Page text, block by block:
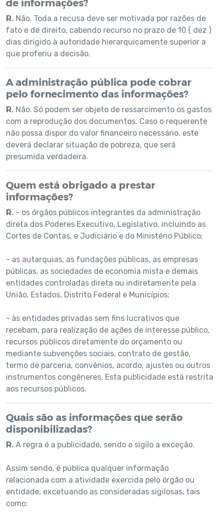
R. Não. Toda a recusa deve ser motivada por razões de
fato e de direito, cabendo recurso no prazo de 10 ( dez )
dias dirigido à autoridade hierarquicamente superior a
que proferiu a decisão.
A administração pública pode cobrar
pelo fornecimento das informações?
R. Não. Só podem ser objeto de ressarcimento os gastos
com a reprodução dos documentos. Caso o requerente
não possa dispor do valor financeiro necessário, este
deverá declarar situação de pobreza, que será
presumida verdadeira.
Quem está obrigado a prestar
informações?
R. - os órgãos públicos integrantes da administração
direta dos Poderes Executivo, Legislativo, incluindo as
Cortes de Contas, e Judiciário e do Ministério Público;
- as autarquias, as fundações públicas, as empresas
públicas, as sociedades de economia mista e demais
entidades controladas direta ou indiretamente pela
União, Estados, Distrito Federal e Municípios;
- às entidades privadas sem fins lucrativos que
recebam, para realização de ações de interesse público,
recursos públicos diretamente do orçamento ou
mediante subvenções sociais, contrato de gestão,
termo de parceria, convênios, acordo, ajustes ou outros
instrumentos congêneres. Esta publicidade está restrita
aos recursos públicos.
Quais são as informações que serão
disponibilizadas?
R. A regra é a publicidade, sendo o sigilo a exceção.
Assim sendo, é pública qualquer informação
relacionada com a atividade exercida pelo órgão ou
entidade, excetuando as consideradas sigilosas, tais
como: